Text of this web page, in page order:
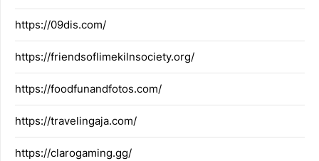
https://09dis.com/
https://friendsoflimekilnsociety.org/
https://foodfunandfotos.com/
https://travelingaja.com/
https://clarogaming.gg/